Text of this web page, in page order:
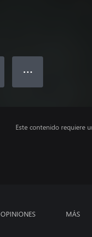
● ● ●
Este contenido requiere
OPINIONES MÁS